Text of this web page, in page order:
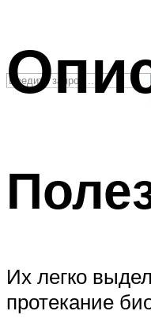
БАССЕЙН ДЛЯ
Их легко
протекание